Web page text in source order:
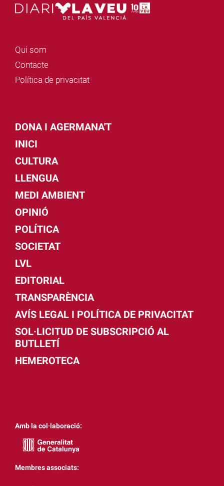
Qui som
Contacte
Política de privacitat
DONA I AGERMANA'T
INICI
CULTURA
LLENGUA
MEDI AMBIENT
OPINIÓ
POLÍTICA
SOCIETAT
LVL
EDITORIAL
TRANSPARÈNCIA
AVÍS LEGAL I POLÍTICA DE PRIVACITAT
SOL·LICITUD DE SUBSCRIPCIÓ AL
BUTLLETÍ
HEMEROTECA
Amb la col·laboració:
Membres associats: